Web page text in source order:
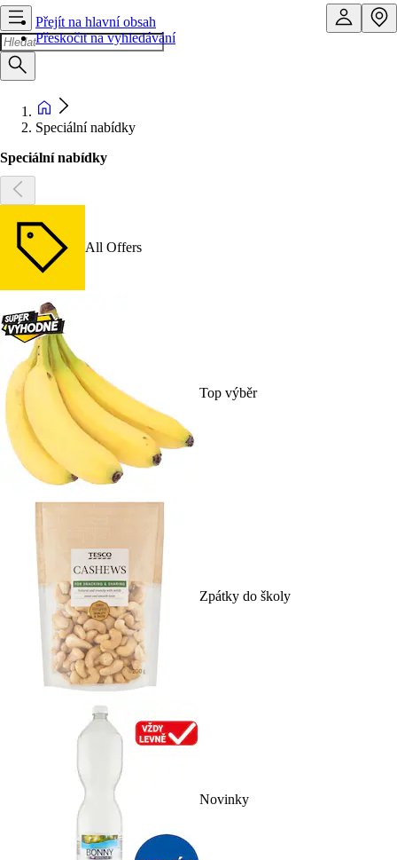
Přejít na hlavní obsah
Přeskočit na vyhledávání
Speciální nabídky
Speciální nabídky
All Offers
Top výběr
Zpátky do školy
Novinky